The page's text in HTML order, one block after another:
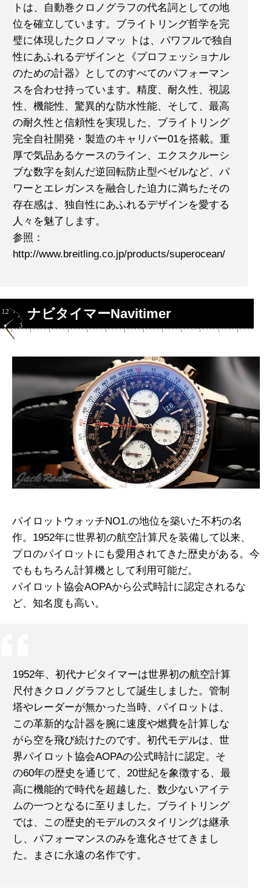
トは、自動巻クロノグラフの代名詞としての地
位を確立しています。ブライトリング哲学を完
璧に体現したクロノマッ トは、パワフルで独自
性にあふれるデザインと《プロフェッショナル
のための計器》としてのすべてのパフォーマン
スを合わせ持っています。精度、耐久性、視認
性、機能性、驚異的な防水性能、そして、最高
の耐久性と信頼性を実現した、ブライトリング
完全自社開発・製造のキャリバー01を搭載。重
厚で気品あるケースのライン、エクスクルーシ
ブな数字を刻んだ逆回転防止型ベゼルなど、パ
ワーとエレガンスを融合した迫力に満ちたその
存在感は、独自性にあふれるデザインを愛する
人々を魅了します。
参照：
http://www.breitling.co.jp/products/superocean/
ナビタイマーNavitimer
パイロットウォッチNO1.の地位を築いた不朽の名
作。1952年に世界初の航空計算尺を装備して以来、
プロのパイロットにも愛用されてきた歴史がある。今
でももちろん計算機として利用可能だ。
パイロット協会AOPAから公式時計に認定されるな
ど、知名度も高い。
1952年、初代ナビタイマーは世界初の航空計算
尺付きクロノグラフとして誕生しました。管制
塔やレーダーが無かった当時、パイロットは、
この革新的な計器を腕に速度や燃費を計算しな
がら空を飛び続けたのです。初代モデルは、世
界パイロット協会AOPAの公式時計に認定。そ
の60年の歴史を通じて、20世紀を象徴する、最
高に機能的で時代を超越した、数少ないアイテ
ムの一つとなるに至りました。ブライトリング
では、この歴史的モデルのスタイリングは継承
し、パフォーマンスのみを進化させてきまし
た。まさに永遠の名作です。